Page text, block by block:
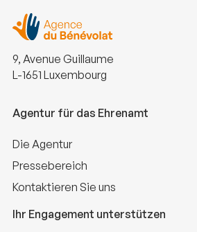
9, Avenue Guillaume
L-1651 Luxembourg
Agentur für das Ehrenamt
Die Agentur
Pressebereich
Kontaktieren Sie uns
Ihr Engagement unterstützen